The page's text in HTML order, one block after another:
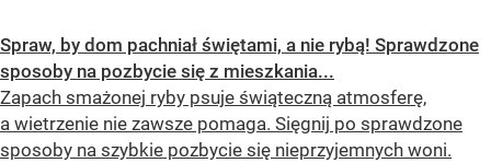
Spraw, by dom pachniał świętami, a nie rybą! Sprawdzone
sposoby na pozbycie się z mieszkania...
Zapach smażonej ryby psuje świąteczną atmosferę,
a wietrzenie nie zawsze pomaga. Sięgnij po sprawdzone
sposoby na szybkie pozbycie się nieprzyjemnych woni.